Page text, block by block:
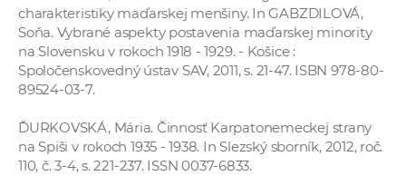
charakteristiky maďarskej menšiny. In GABZDILOVÁ,
Soňa. Vybrané aspekty postavenia maďarskej minority
na Slovensku v rokoch 1918 - 1929. - Košice :
Spoločenskovedný ústav SAV, 2011, s. 21-47. ISBN 978-80-
89524-03-7.
ĎURKOVSKÁ, Mária. Činnosť Karpatonemeckej strany
na Spiši v rokoch 1935 - 1938. In Slezský sborník, 2012, roč.
110, č. 3-4, s. 221-237. ISSN 0037-6833.